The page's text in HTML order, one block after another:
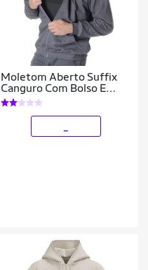
Moletom Aberto Suffix
Canguro Com Bolso E
Capuz Masculino